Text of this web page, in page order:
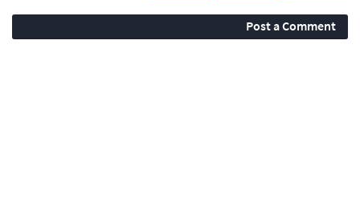
Post a Comment